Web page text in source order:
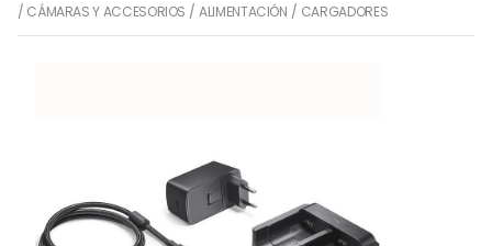
/ CÁMARAS Y ACCESORIOS /ALIMENTACIÓN / CARGADORES